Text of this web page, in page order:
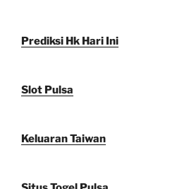
Prediksi Hk Hari Ini
Slot Pulsa
Keluaran Taiwan